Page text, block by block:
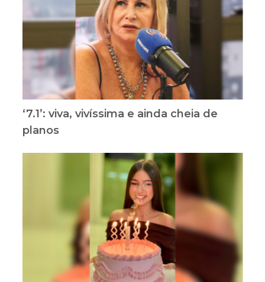
‘7.1’: viva, vivíssima e ainda cheia de
planos